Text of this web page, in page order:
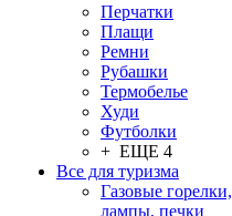
Перчатки
Плащи
Ремни
Рубашки
Термобелье
Худи
Футболки
+ ЕЩЕ 4
Все для туризма
Газовые горелки,
лампы, печки